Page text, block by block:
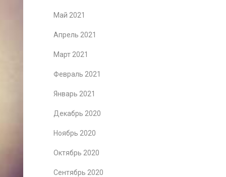
Май 2021
Апрель 2021
Март 2021
Февраль 2021
Январь 2021
Декабрь 2020
Ноябрь 2020
Октябрь 2020
Сентябрь 2020